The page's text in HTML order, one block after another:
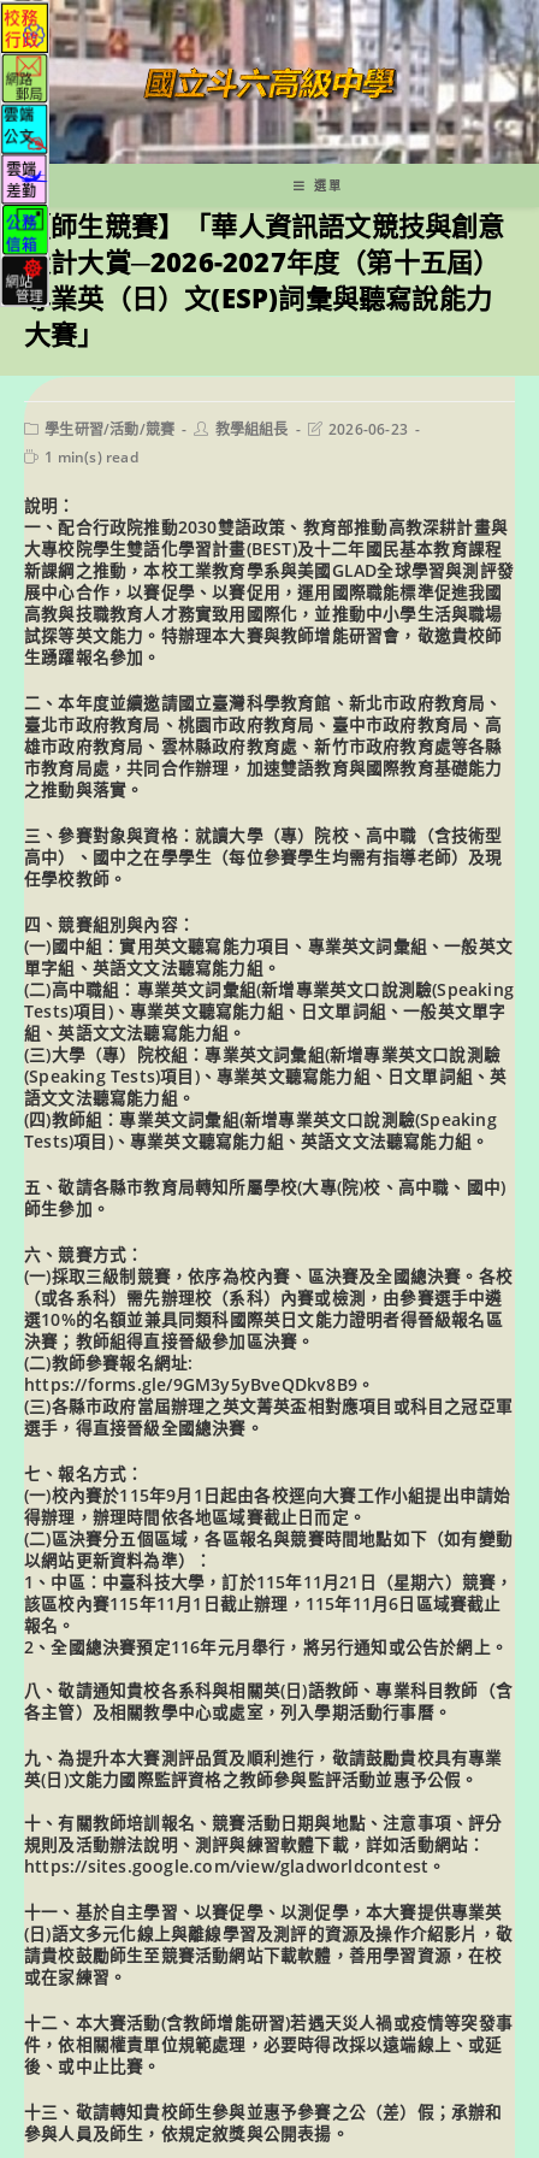
跳
轉
至
主
要
內
容
選單
【師生競賽】「華人資訊語文競技與創意
設計大賞─2026-2027年度（第十五屆）
專業英（日）文(ESP)詞彙與聽寫說能力
大賽」
Post
category:
學生研習/活動/競賽
Post教學組組長
Post2026-06-23
Reading
1 min(s) read
說明：
一、配合行政院推動2030雙語政策、教育部推動高教深耕計畫與
大專校院學生雙語化學習計畫(BEST)及十二年國民基本教育課程
新課綱之推動，本校工業教育學系與美國GLAD全球學習與測評發
展中心合作，以賽促學、以賽促用，運用國際職能標準促進我國
高教與技職教育人才務實致用國際化，並推動中小學生活與職場
試探等英文能力。特辦理本大賽與教師增能研習會，敬邀貴校師
生踴躍報名參加。
二、本年度並續邀請國立臺灣科學教育館、新北市政府教育局、
臺北市政府教育局、桃園市政府教育局、臺中市政府教育局、高
雄市政府教育局、雲林縣政府教育處、新竹市政府教育處等各縣
市教育局處，共同合作辦理，加速雙語教育與國際教育基礎能力
之推動與落實。
三、參賽對象與資格：就讀大學（專）院校、高中職（含技術型
高中）、國中之在學學生（每位參賽學生均需有指導老師）及現
任學校教師。
四、競賽組別與內容：
(一)國中組：實用英文聽寫能力項目、專業英文詞彙組、一般英文
單字組、英語文文法聽寫能力組。
(二)高中職組：專業英文詞彙組(新增專業英文口說測驗(Speaking
Tests)項目)、專業英文聽寫能力組、日文單詞組、一般英文單字
組、英語文文法聽寫能力組。
(三)大學（專）院校組：專業英文詞彙組(新增專業英文口說測驗
(Speaking Tests)項目)、專業英文聽寫能力組、日文單詞組、英
語文文法聽寫能力組。
(四)教師組：專業英文詞彙組(新增專業英文口說測驗(Speaking
Tests)項目)、專業英文聽寫能力組、英語文文法聽寫能力組。
五、敬請各縣市教育局轉知所屬學校(大專(院)校、高中職、國中)
師生參加。
六、競賽方式：
(一)採取三級制競賽，依序為校內賽、區決賽及全國總決賽。各校
（或各系科）需先辦理校（系科）內賽或檢測，由參賽選手中遴
選10%的名額並兼具同類科國際英日文能力證明者得晉級報名區
決賽；教師組得直接晉級參加區決賽。
(二)教師參賽報名網址:
https://forms.gle/9GM3y5yBveQDkv8B9。
(三)各縣市政府當屆辦理之英文菁英盃相對應項目或科目之冠亞軍
選手，得直接晉級全國總決賽。
七、報名方式：
(一)校內賽於115年9月1日起由各校逕向大賽工作小組提出申請始
得辦理，辦理時間依各地區域賽截止日而定。
(二)區決賽分五個區域，各區報名與競賽時間地點如下（如有變動
以網站更新資料為準）：
1、中區：中臺科技大學，訂於115年11月21日（星期六）競賽，
該區校內賽115年11月1日截止辦理，115年11月6日區域賽截止
報名。
2、全國總決賽預定116年元月舉行，將另行通知或公告於網上。
八、敬請通知貴校各系科與相關英(日)語教師、專業科目教師（含
各主管）及相關教學中心或處室，列入學期活動行事曆。
九、為提升本大賽測評品質及順利進行，敬請鼓勵貴校具有專業
英(日)文能力國際監評資格之教師參與監評活動並惠予公假。
十、有關教師培訓報名、競賽活動日期與地點、注意事項、評分
規則及活動辦法說明、測評與練習軟體下載，詳如活動網站：
https://sites.google.com/view/gladworldcontest。
十一、基於自主學習、以賽促學、以測促學，本大賽提供專業英
(日)語文多元化線上與離線學習及測評的資源及操作介紹影片，敬
請貴校鼓勵師生至競賽活動網站下載軟體，善用學習資源，在校
或在家練習。
十二、本大賽活動(含教師增能研習)若遇天災人禍或疫情等突發事
件，依相關權責單位規範處理，必要時得改採以遠端線上、或延
後、或中止比賽。
十三、敬請轉知貴校師生參與並惠予參賽之公（差）假；承辦和
參與人員及師生，依規定敘獎與公開表揚。